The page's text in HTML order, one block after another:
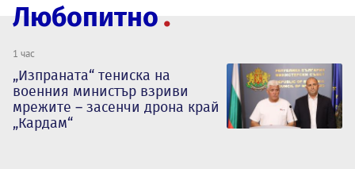
Любопитно
1 час
„Изпраната“ тениска на
военния министър взриви
мрежите – засенчи дрона край
„Кардам“